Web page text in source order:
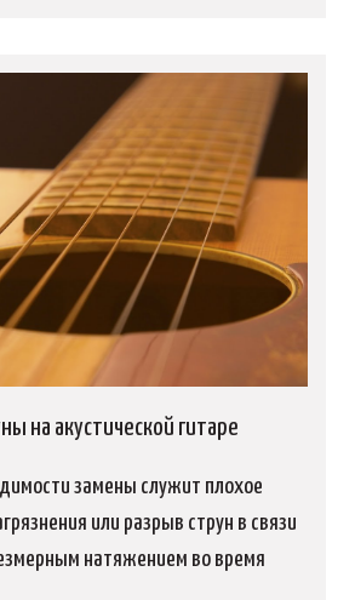
на акустической гитаре
замены служит плохое
или разрыв струн в связи
натяжением во время